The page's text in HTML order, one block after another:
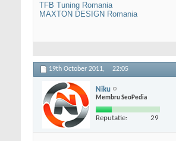
TFB Tuning Romania
MAXTON DESIGN Romania
19th October 2011, 22:05
Niku
Membru SeoPedia
Reputatie: 29